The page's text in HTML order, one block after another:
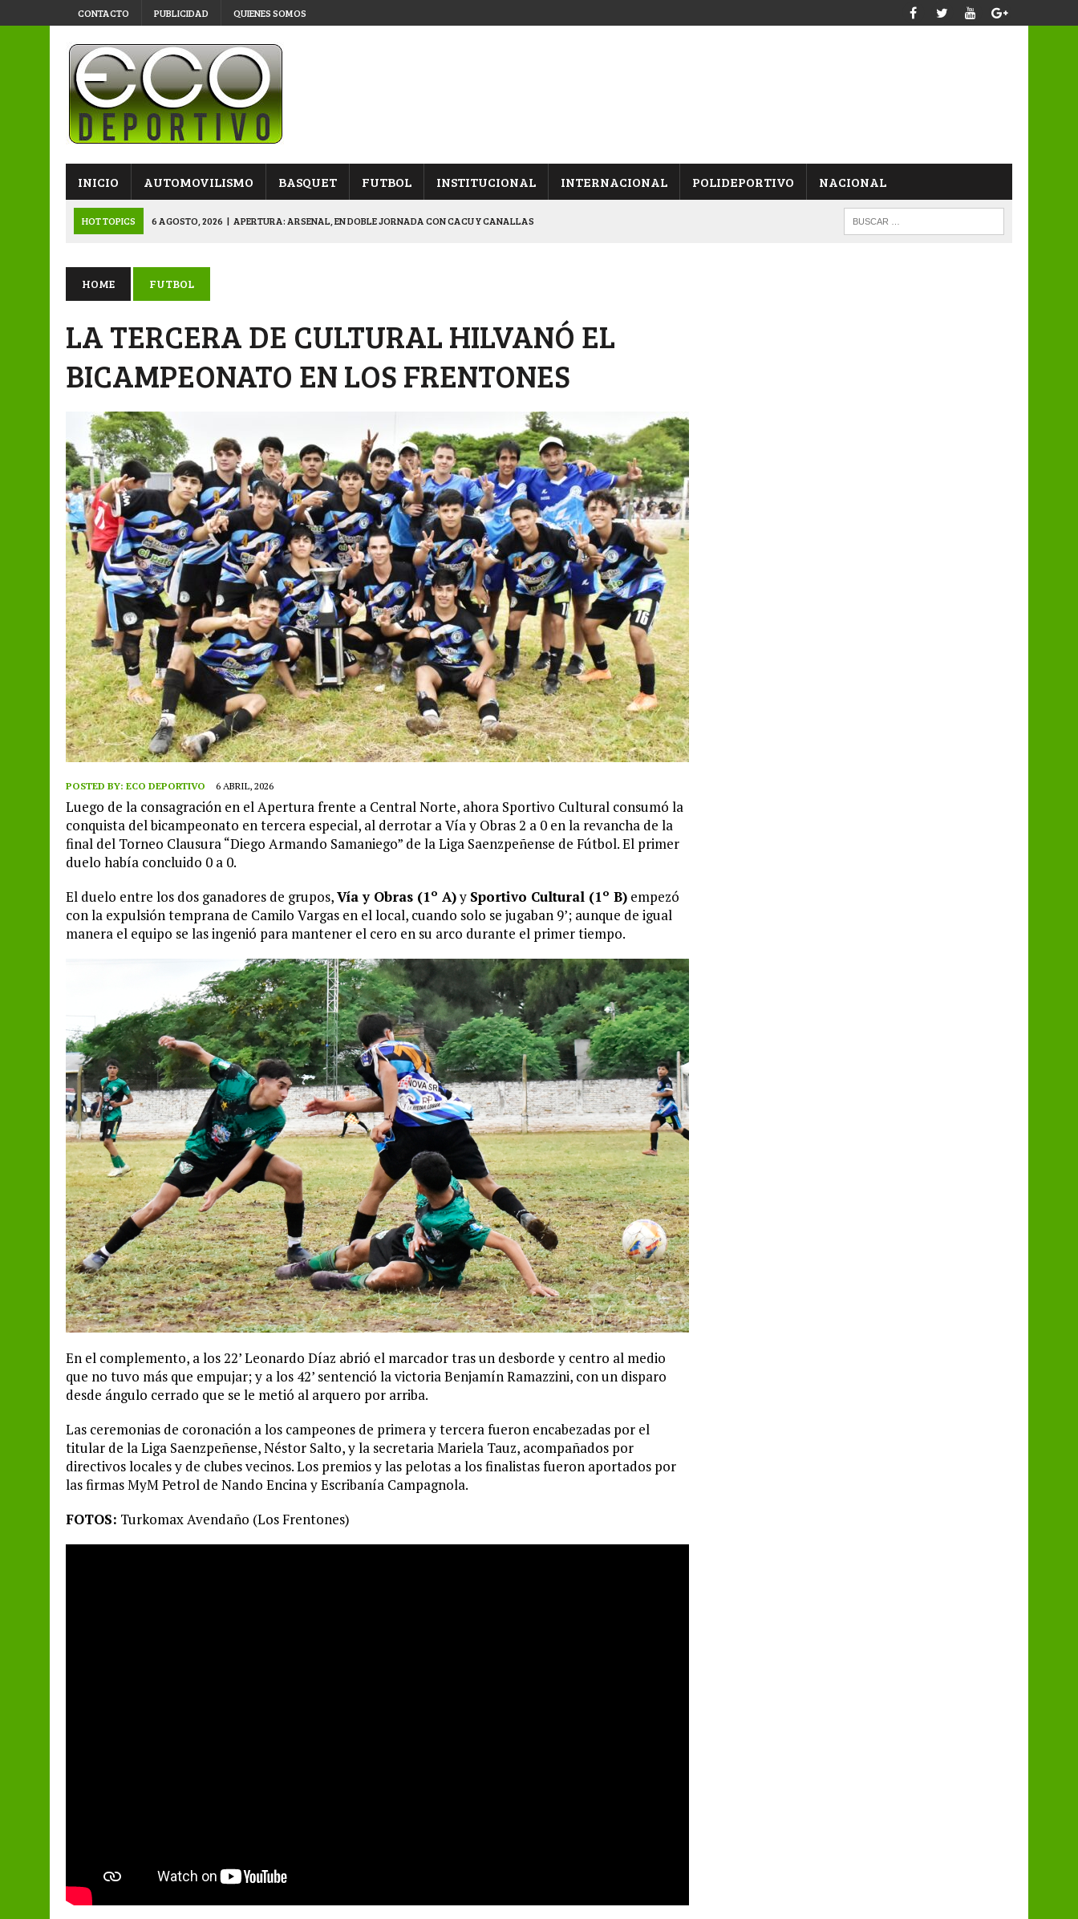
CONTACTO PUBLICIDAD QUIENES SOMOS
INICIO AUTOMOVILISMO BASQUET FUTBOL INSTITUCIONAL INTERNACIONAL POLIDEPORTIVO NACIONAL
HOT TOPICS 6 AGOSTO, 2026 | SUB 20: TRIUNFO Y CLASIFICACIÓN DE LOS “ALBICELESTES”
7 AGOSTO, 2026 | APERTURA “B”: CACU Y CANALLAS AVANZARON FRENTE A ARSENAL
6 AGOSTO, 2026 | APERTURA: ARSENAL, EN DOBLE JORNADA CON CACU Y CANALLAS
HOME FUTBOL
LA TERCERA DE CULTURAL HILVANÓ EL
BICAMPEONATO EN LOS FRENTONES
POSTED BY: ECO DEPORTIVO 6 ABRIL, 2026
Luego de la consagración en el Apertura frente a Central Norte, ahora Sportivo Cultural consumó la
conquista del bicampeonato en tercera especial, al derrotar a Vía y Obras 2 a 0 en la revancha de la
final del Torneo Clausura “Diego Armando Samaniego” de la Liga Saenzpeñense de Fútbol. El primer
duelo había concluido 0 a 0.
El duelo entre los dos ganadores de grupos,Vía y Obras (1º A)y Sportivo Cultural (1º B) empezó
con la expulsión temprana de Camilo Vargas en el local, cuando solo se jugaban 9’; aunque de igual
manera el equipo se las ingenió para mantener el cero en su arco durante el primer tiempo.
En el complemento, a los 22’ Leonardo Díaz abrió el marcador tras un desborde y centro al medio
que no tuvo más que empujar; y a los 42’ sentenció la victoria Benjamín Ramazzini, con un disparo
desde ángulo cerrado que se le metió al arquero por arriba.
Las ceremonias de coronación a los campeones de primera y tercera fueron encabezadas por el
titular de la Liga Saenzpeñense, Néstor Salto, y la secretaria Mariela Tauz, acompañados por
directivos locales y de clubes vecinos. Los premios y las pelotas a los finalistas fueron aportados por
las firmas MyM Petrol de Nando Encina y Escribanía Campagnola.
FOTOS: Turkomax Avendaño (Los Frentones)